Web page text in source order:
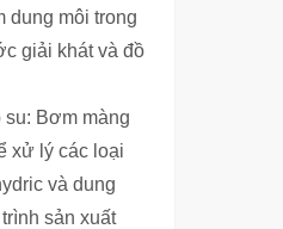
dung môi trong
giải khát và đồ
su: Bơm màng
xử lý các loại
và dung
sản xuất